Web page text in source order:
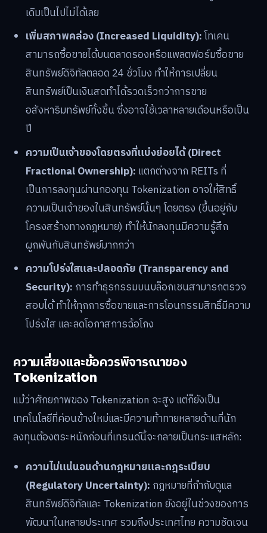
เดิมเป็นไปไม่ได้เลย
เพิ่มสภาพคล่อง (Increased Liquidity):โทเคน
สามารถซื้อขายได้บนตลาดรองหรือแพลตฟอร์มซื้อขาย
สินทรัพย์ดิจิทัลตลอด 24 ชั่วโมง ทำให้การเปลี่ยน
สินทรัพย์เป็นเงินสดทำได้รวดเร็วกว่าการขาย
อสังหาริมทรัพย์ทั้งชิ้น ซึ่งอาจใช้เวลาหลายเดือนหรือเป็น
ปี
ความเป็นเจ้าของโดยตรงที่แบ่งย่อยได้ (Direct
Fractional Ownership): แตกต่างจาก REITs ที่
เป็นการลงทุนผ่านกองทุน Tokenization อาจให้สิทธิ์
ความเป็นเจ้าของในสินทรัพย์นั้นๆ โดยตรง (ขึ้นอยู่กับ
โครงสร้างทางกฎหมาย) ทำให้นักลงทุนมีความรู้สึก
ผูกพันกับสินทรัพย์มากกว่า
ความโปร่งใสและปลอดภัย (Transparency and
Security): การทำธุรกรรมบนบล็อกเชนสามารถตรวจ
สอบได้ ทำให้ทุกการซื้อขายและการโอนกรรมสิทธิ์มีความ
โปร่งใส และลดโอกาสการฉ้อโกง
ความเสี่ยงและข้อควรพิจารณาของ
Tokenization
แม้ว่าศักยภาพของ Tokenization จะสูง แต่ก็ยังเป็น
เทคโนโลยีที่ค่อนข้างใหม่และมีความท้าทายหลายด้านที่นัก
ลงทุนต้องตระหนักก่อนที่เทรนด์นี้จะกลายเป็นกระแสหลัก:
ความไม่แน่นอนด้านกฎหมายและกฎระเบียบ
(Regulatory Uncertainty): กฎหมายที่กำกับดูแล
สินทรัพย์ดิจิทัลและ Tokenization ยังอยู่ในช่วงของการ
พัฒนาในหลายประเทศ รวมถึงประเทศไทย ความชัดเจน